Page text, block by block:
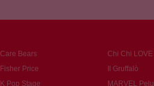
Care Bears
Chi Chi LOVE
Fisher Price
Il Gruffalò
K Pop Stage MARVEL